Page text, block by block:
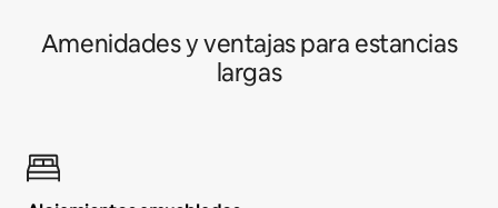
Amenidades y ventajas para estancias
largas